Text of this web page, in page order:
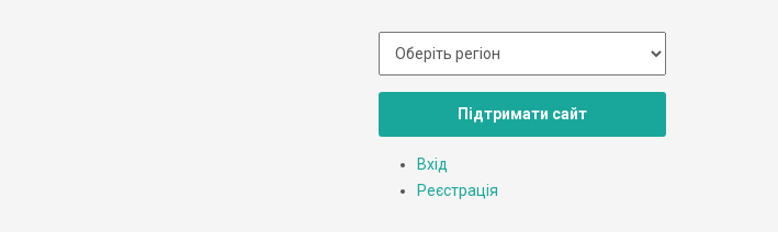
Підтримати сайт
Вхід
Реєстрація